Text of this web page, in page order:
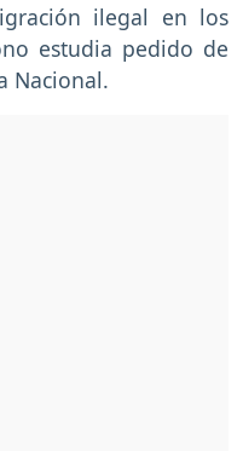
ilegal en los
estudia pedido de
Nacional.